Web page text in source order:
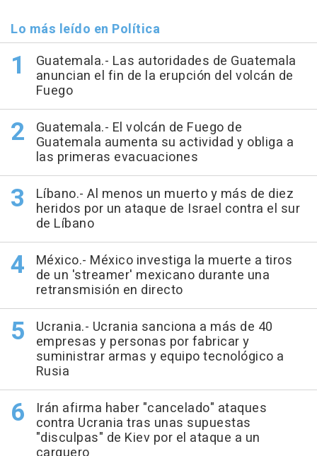
Lo más leído en Política
Guatemala.- Las autoridades de Guatemala
anuncian el fin de la erupción del volcán de
Fuego
Guatemala.- El volcán de Fuego de
Guatemala aumenta su actividad y obliga a
las primeras evacuaciones
Líbano.- Al menos un muerto y más de diez
heridos por un ataque de Israel contra el sur
de Líbano
México.- México investiga la muerte a tiros
de un 'streamer' mexicano durante una
retransmisión en directo
Ucrania.- Ucrania sanciona a más de 40
empresas y personas por fabricar y
suministrar armas y equipo tecnológico a
Rusia
Irán afirma haber "cancelado" ataques
contra Ucrania tras unas supuestas
"disculpas" de Kiev por el ataque a un